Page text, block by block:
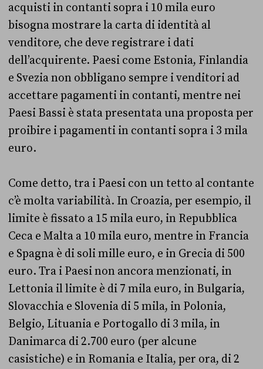
acquisti in contanti sopra i 10 mila euro
bisogna mostrare la carta di identità al
venditore, che deve registrare i dati
dell’acquirente. Paesi come Estonia, Finlandia
e Svezia non obbligano sempre i venditori ad
accettare pagamenti in contanti, mentre nei
Paesi Bassi è stata presentata una proposta per
proibire i pagamenti in contanti sopra i 3 mila
euro.
Come detto, tra i Paesi con un tetto al contante
c’è molta variabilità. In Croazia, per esempio, il
limite è fissato a 15 mila euro, in Repubblica
Ceca e Malta a 10 mila euro, mentre in Francia
e Spagna è di soli mille euro, e in Grecia di 500
euro. Tra i Paesi non ancora menzionati, in
Lettonia il limite è di 7 mila euro, in Bulgaria,
Slovacchia e Slovenia di 5 mila, in Polonia,
Belgio, Lituania e Portogallo di 3 mila, in
Danimarca di 2.700 euro (per alcune
casistiche) e in Romania e Italia, per ora, di 2